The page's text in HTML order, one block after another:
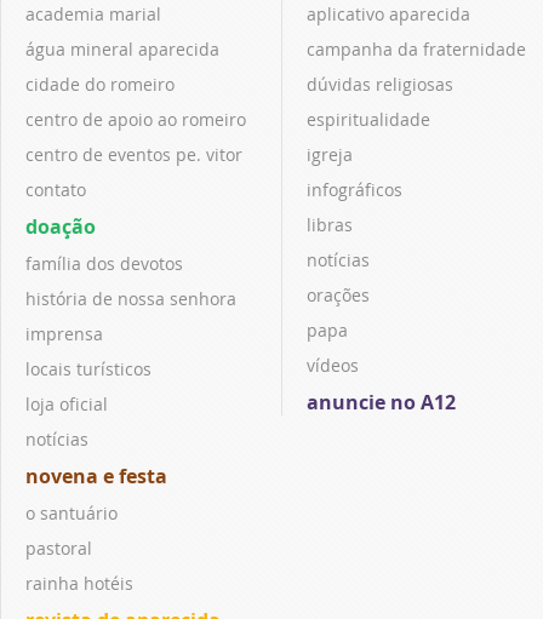
academia marial
água mineral aparecida
cidade do romeiro
centro de apoio ao romeiro
centro de eventos pe. vitor
contato
doação
família dos devotos
história de nossa senhora
imprensa
locais turísticos
loja oficial
notícias
novena e festa
o santuário
pastoral
rainha hotéis
aplicativo aparecida
campanha da fraternidade
dúvidas religiosas
espiritualidade
igreja
infográficos
libras
notícias
orações
papa
vídeos
anuncie no A12